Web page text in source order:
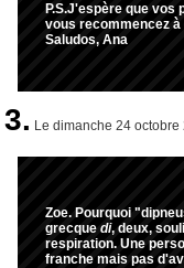
P.S.J'espère que
vous recommencez
Saludos, Ana
3. Le dimanche 24
Zoe. Pourquoi
grecque di, deux,
respiration. Une
franche mais pas